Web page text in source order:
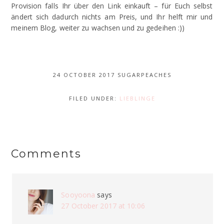
Provision falls Ihr über den Link einkauft – für Euch selbst
ändert sich dadurch nichts am Preis, und Ihr helft mir und
meinem Blog, weiter zu wachsen und zu gedeihen :))
24 OCTOBER 2017 SUGARPEACHES
FILED UNDER: LIEBLINGE
Comments
Sooyoona says
27 October 2017 at 10:06